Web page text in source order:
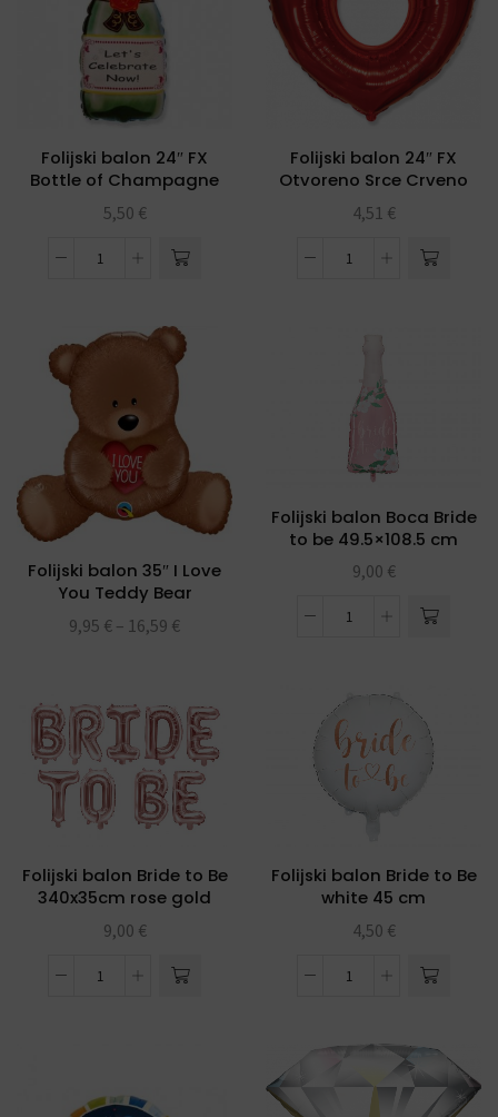
Folijski balon 24″ FX
Bottle of Champagne
5,50 €
Folijski balon 24″ FX
Otvoreno Srce Crveno
4,51 €
Folijski balon 35″ I Love
You Teddy Bear
9,95 € – 16,59 €
Folijski balon Boca Bride
to be 49.5×108.5 cm
9,00 €
Folijski balon Bride to Be
340x35cm rose gold
9,00 €
Folijski balon Bride to Be
white 45 cm
4,50 €